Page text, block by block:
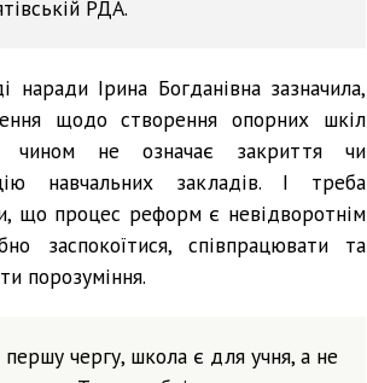
РДА.
наради Ірина Богданівна зазначила,
щодо створення опорних шкіл
чином не означає закриття чи
навчальних закладів. І треба
що процес реформ є невідворотнім
заспокоїтися, співпрацювати та
порозуміння.
першу чергу, школа є для учня, а не